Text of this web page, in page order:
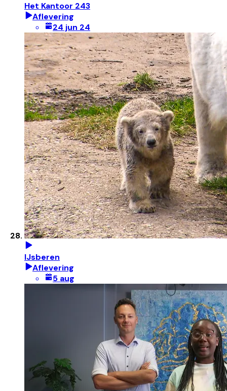
Het Kantoor 243
Aflevering
24 jun 24
IJsberen
Aflevering
5 aug